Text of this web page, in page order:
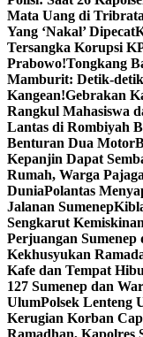
Mata Uang di
Yang ‘Nakal’ Dipecat
Tersangka Korupsi
Prabowo!Tongkang
Mamburit: Detik-
Kangean!Gebrakan
Rangkul Mahasiswa
Lantas di Rombiyah
Benturan Dua Motor
Kepanjin Dapat
Rumah, Warga
DuniaPolantas
Jalanan Sumenep
Sengkarut
Perjuangan
Kekhusyukan
Kafe dan Tempat
127 Sumenep dan
UlumPolsek Lenteng
Kerugian Korban